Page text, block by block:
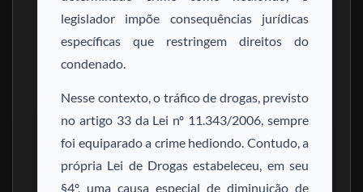
legislador impõe consequências jurídicas
específicas que restringem direitos do
condenado.
Nesse contexto, o tráfico de drogas, previsto
no artigo 33 da Lei nº 11.343/2006, sempre
foi equiparado a crime hediondo. Contudo, a
própria Lei de Drogas estabeleceu, em seu
§4º, uma causa especial de diminuição de